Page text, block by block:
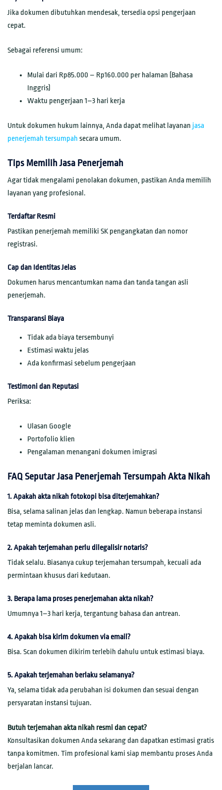
Jika dokumen dibutuhkan mendesak, tersedia opsi pengerjaan
cepat.
Sebagai referensi umum:
Mulai dari Rp85.000 – Rp160.000 per halaman (Bahasa
Inggris)
Waktu pengerjaan 1–3 hari kerja
Untuk dokumen hukum lainnya, Anda dapat melihat layanan jasa
penerjemah tersumpah secara umum.
Tips Memilih Jasa Penerjemah
Agar tidak mengalami penolakan dokumen, pastikan Anda memilih
layanan yang profesional.
Terdaftar Resmi
Pastikan penerjemah memiliki SK pengangkatan dan nomor
registrasi.
Cap dan Identitas Jelas
Dokumen harus mencantumkan nama dan tanda tangan asli
penerjemah.
Transparansi Biaya
Tidak ada biaya tersembunyi
Estimasi waktu jelas
Ada konfirmasi sebelum pengerjaan
Testimoni dan Reputasi
Periksa:
Ulasan Google
Portofolio klien
Pengalaman menangani dokumen imigrasi
FAQ Seputar Jasa Penerjemah Tersumpah Akta Nikah
1. Apakah akta nikah fotokopi bisa diterjemahkan?
Bisa, selama salinan jelas dan lengkap. Namun beberapa instansi
tetap meminta dokumen asli.
2. Apakah terjemahan perlu dilegalisir notaris?
Tidak selalu. Biasanya cukup terjemahan tersumpah, kecuali ada
permintaan khusus dari kedutaan.
3. Berapa lama proses penerjemahan akta nikah?
Umumnya 1–3 hari kerja, tergantung bahasa dan antrean.
4. Apakah bisa kirim dokumen via email?
Bisa. Scan dokumen dikirim terlebih dahulu untuk estimasi biaya.
5. Apakah terjemahan berlaku selamanya?
Ya, selama tidak ada perubahan isi dokumen dan sesuai dengan
persyaratan instansi tujuan.
Butuh terjemahan akta nikah resmi dan cepat?
Konsultasikan dokumen Anda sekarang dan dapatkan estimasi gratis
tanpa komitmen. Tim profesional kami siap membantu proses Anda
berjalan lancar.